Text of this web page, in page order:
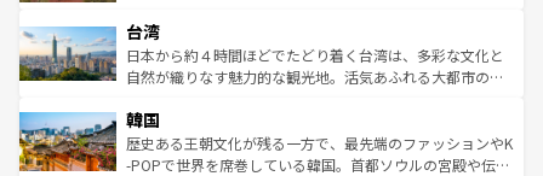
ならではの贅沢な旅のスタイルだ。 なお、新着のアメリカ
情報はコンテンツ一覧を参照してほしい。
れるおもてなしの心で訪れる人々を迎えてくれるハワイの
人々、おいしいローカルフードやハワイアンミュージッ
ク、伝統的なフラダンスなど、すべてがハワイの魅力を彩
ワイを、存分に味わってほしい。 なお、新着のハワイ情報
はコンテンツ一覧を参照してほしい。
リアリーフや大陸中央部にそびえるウルル（エアーズロッ
ク）、タスマニアの美しい原生林やケアンズの熱帯雨林な
ど、見どころがたくさん。また、カフェやワイン、オージ
いる。アクティビティも充実しており、サーフィンやダイ
ビング、ハイキングなど、アウトドア好きにはたまらな
い。オーストラリアの多彩な魅力を存分に味わいつくそ
台湾
日本から約４時間ほどでたどり着く台湾は、多彩な文化と
自然が織りなす魅力的な観光地。活気あふれる大都市の台
ン）、静ひつな山岳地帯である台湾東部など、都市の喧騒
と山間の静けさが共存しており、訪れる人に新しい発見と
驚きをもたらしてくれる。また、奥深い台湾の食文化も魅
韓国
歴史ある王朝文化が残る一方で、最先端のファッションやK
-POPで世界を席巻している韓国。首都ソウルの宮殿や伝統